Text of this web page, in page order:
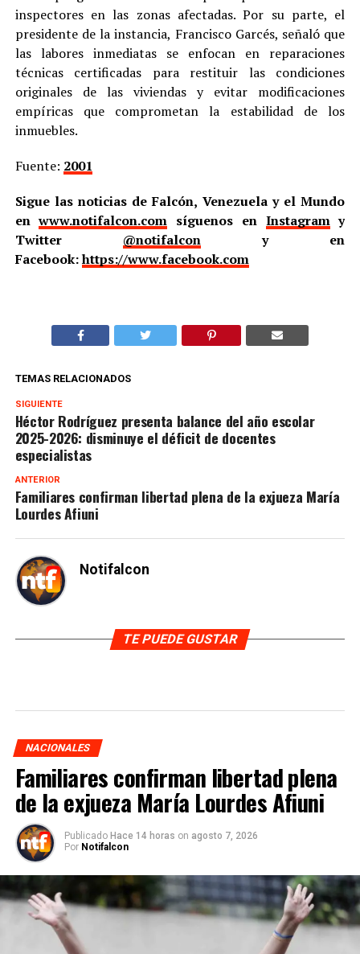
inspectores en las zonas afectadas. Por su parte, el
presidente de la instancia, Francisco Garcés, señaló que
las labores inmediatas se enfocan en reparaciones
técnicas certificadas para restituir las condiciones
originales de las viviendas y evitar modificaciones
empíricas que comprometan la estabilidad de los
inmuebles.
Fuente: 2001
Sigue las noticias de Falcón, Venezuela y el Mundo
enwww.notifalcon.com síguenos en Instagramy
Twitter @notifalcony en
Facebook:https://www.facebook.com
TEMAS RELACIONADOS
SIGUIENTE
Héctor Rodríguez presenta balance del año escolar
2025-2026: disminuye el déficit de docentes
especialistas
ANTERIOR
Familiares confirman libertad plena de la exjueza María
Lourdes Afiuni
Notifalcon
TE PUEDE GUSTAR
NACIONALES
Familiares confirman libertad plena
de la exjueza María Lourdes Afiuni
Publicado Hace 14 horas on agosto 7, 2026
Por Notifalcon